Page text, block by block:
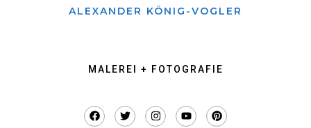
ALEXANDER KÖNIG-VOGLER
MALEREI + FOTOGRAFIE